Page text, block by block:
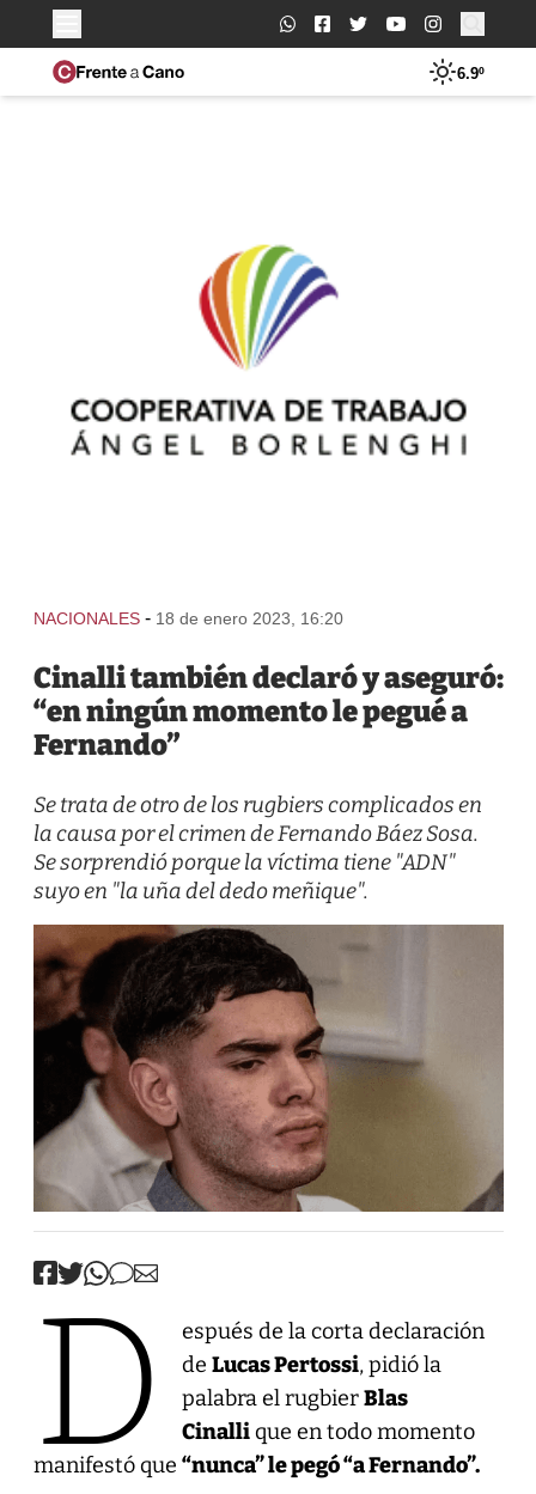
Buscar:
6.9º
NACIONALES - 18 de enero 2023, 16:20
Cinalli también declaró y aseguró:
“en ningún momento le pegué a
Fernando”
Se trata de otro de los rugbiers complicados en
la causa por el crimen de Fernando Báez Sosa.
Se sorprendió porque la víctima tiene "ADN"
suyo en "la uña del dedo meñique".
D
espués de la corta declaración
de Lucas Pertossi, pidió la
palabra el rugbierBlas
Cinallique en todo momento
manifestó que “nunca” le pegó “a Fernando”.